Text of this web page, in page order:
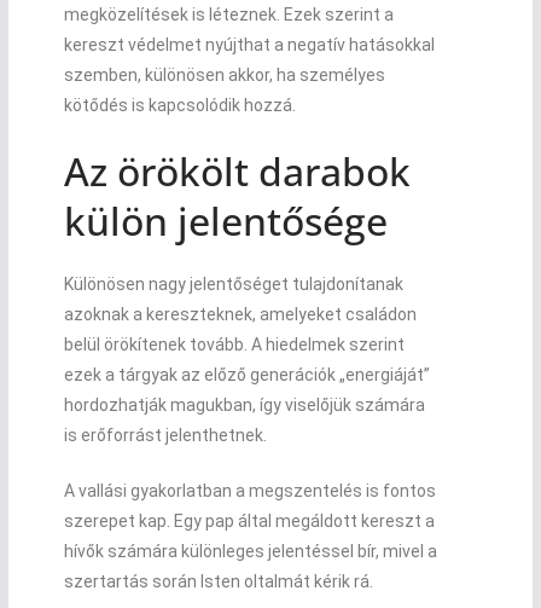
megközelítések is léteznek. Ezek szerint a
kereszt védelmet nyújthat a negatív hatásokkal
szemben, különösen akkor, ha személyes
kötődés is kapcsolódik hozzá.
Az örökölt darabok
külön jelentősége
Különösen nagy jelentőséget tulajdonítanak
azoknak a kereszteknek, amelyeket családon
belül örökítenek tovább. A hiedelmek szerint
ezek a tárgyak az előző generációk „energiáját”
hordozhatják magukban, így viselőjük számára
is erőforrást jelenthetnek.
A vallási gyakorlatban a megszentelés is fontos
szerepet kap. Egy pap által megáldott kereszt a
hívők számára különleges jelentéssel bír, mivel a
szertartás során Isten oltalmát kérik rá.